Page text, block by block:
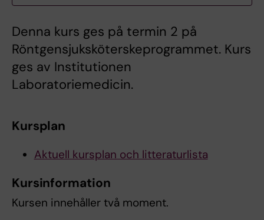
Denna kurs ges på termin 2 på
Röntgensjuksköterskeprogrammet. Kurs
ges av Institutionen
Laboratoriemedicin.
Kursplan
Aktuell kursplan och litteraturlista
Kursinformation
Kursen innehåller två moment.